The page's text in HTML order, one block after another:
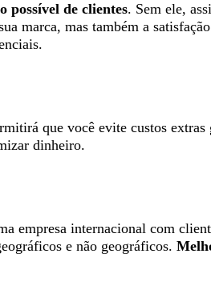
possível de clientes. Sem ele,
marca, mas também a
que você evite custos
dinheiro.
empresa internacional com
e não geográficos.